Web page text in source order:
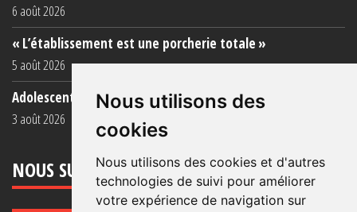
Nous utilisons des
cookies
Nous utilisons des cookies et d'autres
technologies de suivi pour améliorer
votre expérience de navigation sur
6 août 2026
« L’établissement est une porcherie totale »
5 août 2026
Adolescent·es incarcéré·es : une faillite collective
3 août 2026
NOUS SUIVRE